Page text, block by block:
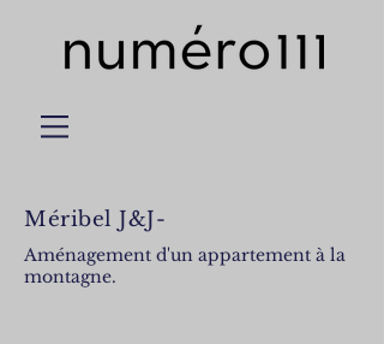
Méribel J&J-
Aménagement d'un appartement à la
montagne.